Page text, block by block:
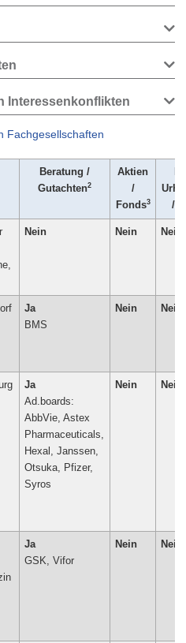
Interessenkonflikten
Fachgesellschaften
Beratung /
Gutachten2
Aktien
/
Fonds3
/
Nein Nein Nein
Ja
BMS
Nein Nein
Ja
Ad.boards:
AbbVie, Astex
Pharmaceuticals,
Hexal, Janssen,
Otsuka, Pfizer,
Syros
Nein Nein
Ja
GSK, Vifor
Nein Nein